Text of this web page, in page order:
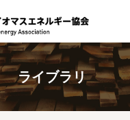
識
ライブラリ